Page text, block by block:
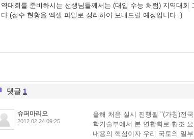
역대회를 준비하시는 선생님들께서는 (대입 수능 처럼) 지역대
다.(접수 현황을 엑셀 파일로 정리하여 보내드릴 예정입니다. )
댓글 1
슈퍼마리오
2012.02.24 09:25
올해 처음 실시 진행될 "(가칭)전
학기술부에서 본 연합회로 협조
내용의 핵심이자 우리 국토의 일